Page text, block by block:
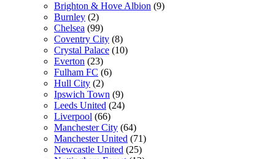
Brighton & Hove Albion (9)
Burnley (2)
Chelsea (99)
Coventry City (8)
Crystal Palace (10)
Everton (23)
Fulham FC (6)
Hull City (2)
Ipswich Town (9)
Leeds United (24)
Liverpool (66)
Manchester City (64)
Manchester United (71)
Newcastle United (25)